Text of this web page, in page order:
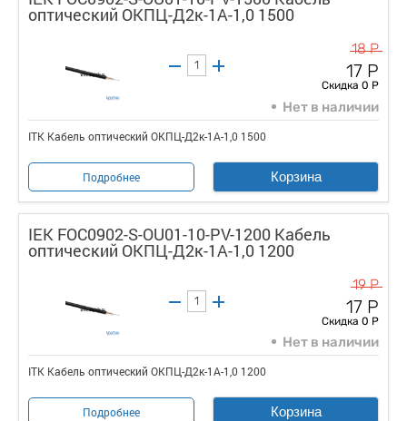
оптический ОКПЦ-Д2к-1А-1,0 1500
18 Р
17 Р
Скидка 0 Р
Нет в наличии
ITK Кабель оптический ОКПЦ-Д2к-1А-1,0 1500
Подробнее Корзина
IEK FOC0902-S-OU01-10-PV-1200 Кабель
оптический ОКПЦ-Д2к-1А-1,0 1200
19 Р
17 Р
Скидка 0 Р
Нет в наличии
ITK Кабель оптический ОКПЦ-Д2к-1А-1,0 1200
Подробнее Корзина